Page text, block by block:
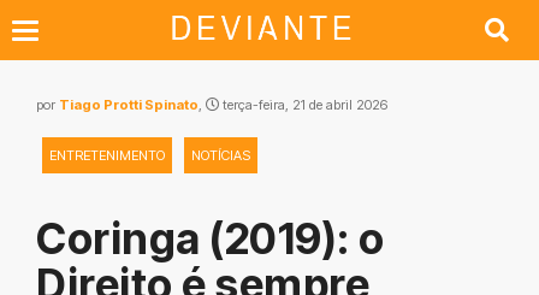
por Tiago Protti Spinato, terça-feira, 21 de abril 2026
ENTRETENIMENTO NOTÍCIAS
Coringa (2019): o
Direito é sempre